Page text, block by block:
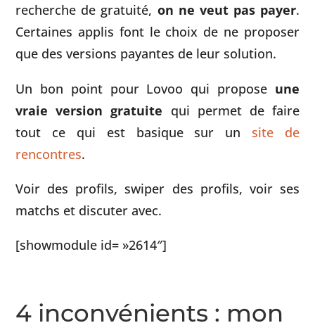
recherche de gratuité, on ne veut pas payer.
Certaines applis font le choix de ne proposer
que des versions payantes de leur solution.
Un bon point pour Lovoo qui propose une
vraie version gratuite qui permet de faire
tout ce qui est basique sur un site de
rencontres.
Voir des profils, swiper des profils, voir ses
matchs et discuter avec.
[showmodule id= »2614″]
4 inconvénients : mon